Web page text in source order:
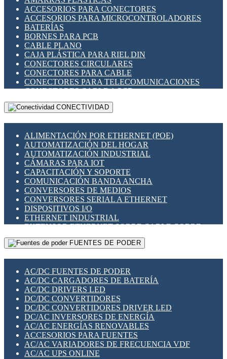
INDICADORES PARA PANEL
INTERFACES DE RELÉ
INTERRUPTORES FIN DE CARRERA
LLAVES CONMUTADORAS
MEDIDORES DE ENERGÍA Y TC'S DE CORRIENTE
MOTORES PASO A PASO
PANTALLAS HMI
PLC -CONTROLADORES LÓGICO PROGRAMABLES
PROGRAMADORES DE HORARIO
RELÉS DE PROTECCIÓN
SENSORES CAPACITIVOS
SENSORES INDUCTIVOS
TEMPORIZADORES
VARIACS
VARIADORES DE FRECUENCIA [VDF]
SECCIONADORES - INTERRUPTORES
MAQUINARIA
ACCESORIOS PARA CONECTORES
ACCESORIOS PARA MICROCONTROLADORES
BATERÍAS
BORNES PARA PCB
CABLE PLANO
CAJA PLÁSTICA PARA RIEL DIN
CONECTORES CIRCULARES
CONECTORES PARA CABLE
CONECTORES PARA TELECOMUNICACIONES
CONECTORES CABLE A PCB
CONECTORES PCB A CABLE
DIP SWITCHES
HERRAMIENTAS VARIAS
ILUMINACIÓN LED
INTERRUPTORES REED
INTERFACES DE RELÉ
OTROS RELÉS
PROTECCIÓN TÉRMICA
RELÉS AUTOMOTRICES
RELÉS DE SEÑAL
RELÉS DE ESTADO SÓLIDO SSR
RELÉS INDUSTRIALES
RELÉS MINIATURA DE POTENCIA
SENSORES MAGNÉTICOS
SWITCH Y MICROSWITCH
TARJETAS PI
UNIÓN Y DERIVACIÓN DE CABLE
CONECTIVIDAD
ALIMENTACIÓN POR ETHERNET (POE)
AUTOMATIZACIÓN DEL HOGAR
AUTOMATIZACIÓN INDUSTRIAL
CÁMARAS PARA IOT
CAPACITACIÓN Y SOPORTE
COMUNICACIÓN BANDA ANCHA
CONVERSORES DE MEDIOS
CONVERSORES SERIAL A ETHERNET
DISPOSITIVOS I/O
ETHERNET INDUSTRIAL
EXTENSOR ETHERNET SOBRE CABLE COBRE
GATEWAY LORAWAN
GESTIÓN DE REDES
PLACAS MODULARES IOT
SWITCHES Y REDES WIFI
SOLUCIONES IOT
SOLUCIONES LORAWAN
SOLUCIONES RED CELULAR
SEGURIDAD PARA REDES
SWITCHES LAN
TELEFONÍA IP (VOIP)
VIGILANCIA IP (CCTV)
MESHTASTIC
FUENTES DE PODER
AC/DC FUENTES DE PODER
AC/DC CARGADORES DE BATERÍA
AC/DC DRIVERS LED
DC/DC CONVERTIDORES
DC/DC CONVERTIDORES DRIVER LED
DC/AC INVERSORES DE ENERGÍA
AC/AC ENERGÍAS RENOVABLES
ACCESORIOS PARA FUENTES
AC/AC VARIADORES DE FRECUENCIA VDF
AC/AC UPS ONLINE